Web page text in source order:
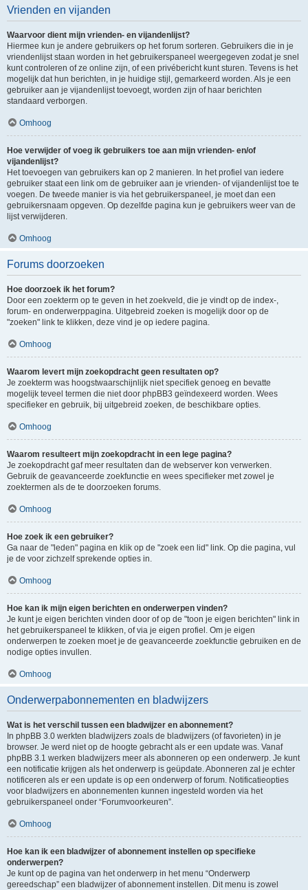
Vrienden en vijanden
Waarvoor dient mijn vrienden- en vijandenlijst?
Hiermee kun je andere gebruikers op het forum sorteren. Gebruikers die in je
vriendenlijst staan worden in het gebruikerspaneel weergegeven zodat je snel
kunt controleren of ze online zijn, of een privébericht kunt sturen. Tevens is het
mogelijk dat hun berichten, in je huidige stijl, gemarkeerd worden. Als je een
gebruiker aan je vijandenlijst toevoegt, worden zijn of haar berichten
standaard verborgen.
Omhoog
Hoe verwijder of voeg ik gebruikers toe aan mijn vrienden- en/of
vijandenlijst?
Het toevoegen van gebruikers kan op 2 manieren. In het profiel van iedere
gebruiker staat een link om de gebruiker aan je vrienden- of vijandenlijst toe te
voegen. De tweede manier is via het gebruikerspaneel, je moet dan een
gebruikersnaam opgeven. Op dezelfde pagina kun je gebruikers weer van de
lijst verwijderen.
Omhoog
Forums doorzoeken
Hoe doorzoek ik het forum?
Door een zoekterm op te geven in het zoekveld, die je vindt op de index-,
forum- en onderwerppagina. Uitgebreid zoeken is mogelijk door op de
"zoeken" link te klikken, deze vind je op iedere pagina.
Omhoog
Waarom levert mijn zoekopdracht geen resultaten op?
Je zoekterm was hoogstwaarschijnlijk niet specifiek genoeg en bevatte
mogelijk teveel termen die niet door phpBB3 geïndexeerd worden. Wees
specifieker en gebruik, bij uitgebreid zoeken, de beschikbare opties.
Omhoog
Waarom resulteert mijn zoekopdracht in een lege pagina?
Je zoekopdracht gaf meer resultaten dan de webserver kon verwerken.
Gebruik de geavanceerde zoekfunctie en wees specifieker met zowel je
zoektermen als de te doorzoeken forums.
Omhoog
Hoe zoek ik een gebruiker?
Ga naar de "leden" pagina en klik op de "zoek een lid" link. Op die pagina, vul
je de voor zichzelf sprekende opties in.
Omhoog
Hoe kan ik mijn eigen berichten en onderwerpen vinden?
Je kunt je eigen berichten vinden door of op de "toon je eigen berichten" link in
het gebruikerspaneel te klikken, of via je eigen profiel. Om je eigen
onderwerpen te zoeken moet je de geavanceerde zoekfunctie gebruiken en de
nodige opties invullen.
Omhoog
Onderwerpabonnementen en bladwijzers
Wat is het verschil tussen een bladwijzer en abonnement?
In phpBB 3.0 werkten bladwijzers zoals de bladwijzers (of favorieten) in je
browser. Je werd niet op de hoogte gebracht als er een update was. Vanaf
phpBB 3.1 werken bladwijzers meer als abonneren op een onderwerp. Je kunt
een notificatie krijgen als het onderwerp is geüpdate. Abonneren zal je echter
notificeren als er een update is op een onderwerp of forum. Notificatieopties
voor bladwijzers en abonnementen kunnen ingesteld worden via het
gebruikerspaneel onder “Forumvoorkeuren”.
Omhoog
Hoe kan ik een bladwijzer of abonnement instellen op specifieke
onderwerpen?
Je kunt op de pagina van het onderwerp in het menu “Onderwerp
gereedschap” een bladwijzer of abonnement instellen. Dit menu is zowel